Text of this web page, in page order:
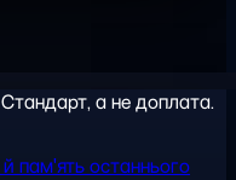
а не доплата.
пам'ять останнього